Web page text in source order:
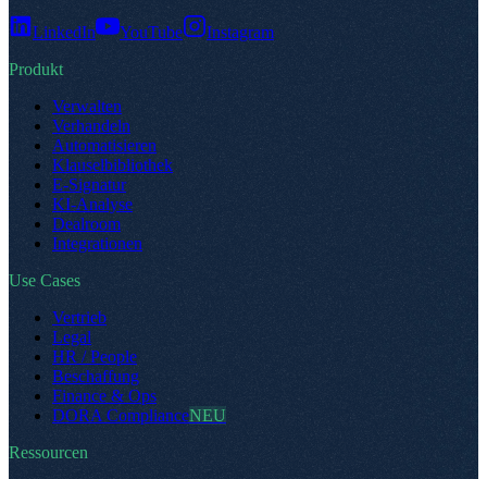
LinkedIn YouTube
Instagram
Produkt
Verwalten
Verhandeln
Automatisieren
Klauselbibliothek
E-Signatur
KI-Analyse
Dealroom
Integrationen
Use Cases
Vertrieb
Legal
HR / People
Beschaffung
Finance & Ops
DORA ComplianceNEU
Ressourcen